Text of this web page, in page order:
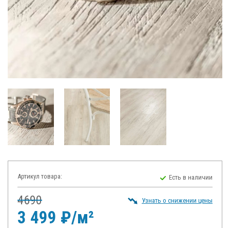
Артикул товара: Есть в наличии
4690
3 499 ₽/м²
Узнать о снижении цены